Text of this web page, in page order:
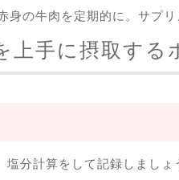
の牛肉を定期的に。サプリ
上手に摂取する
分計算をして記録しましょ